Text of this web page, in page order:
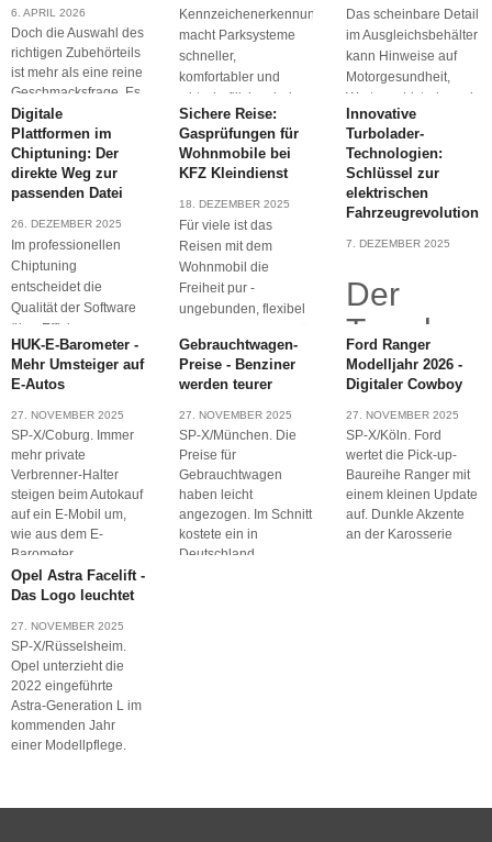
6. APRIL 2026
Doch die Auswahl des
richtigen Zubehörteils
ist mehr als eine reine
Geschmacksfrage. Es
geht um
Materialqualität,
Kennzeichenerkennung
macht Parksysteme
schneller,
komfortabler und
wirtschaftlicher, indem
sie Ein- und
Ausfahrten
Das scheinbare Detail
im Ausgleichsbehälter
kann Hinweise auf
Motorgesundheit,
Wartungshistorie und
versteckte Kosten
Digitale
Plattformen im
Chiptuning: Der
direkte Weg zur
passenden Datei
26. DEZEMBER 2025
Im professionellen
Chiptuning
entscheidet die
Qualität der Software
über Effizienz,
Sicherheit und
Sichere Reise:
Gasprüfungen für
Wohnmobile bei
KFZ Kleindienst
18. DEZEMBER 2025
Für viele ist das
Reisen mit dem
Wohnmobil die
Freiheit pur -
ungebunden, flexibel
das
Innovative
Turbolader-
Technologien:
Schlüssel zur
elektrischen
Fahrzeugrevolution
7. DEZEMBER 2025
Der
Trend
zur
und die
Rolle der
HUK-E-Barometer -
Mehr Umsteiger auf
E-Autos
27. NOVEMBER 2025
SP-X/Coburg. Immer
mehr private
Verbrenner-Halter
steigen beim Autokauf
auf ein E-Mobil um,
wie aus dem E-
Barometer
Gebrauchtwagen-
Preise - Benziner
werden teurer
27. NOVEMBER 2025
SP-X/München. Die
Preise für
Gebrauchtwagen
haben leicht
angezogen. Im Schnitt
kostete ein in
Deutschland
Ford Ranger
Modelljahr 2026 -
Digitaler Cowboy
27. NOVEMBER 2025
SP-X/Köln. Ford
wertet die Pick-up-
Baureihe Ranger mit
einem kleinen Update
auf. Dunkle Akzente
an der Karosserie
Opel Astra Facelift -
Das Logo leuchtet
27. NOVEMBER 2025
SP-X/Rüsselsheim.
Opel unterzieht die
2022 eingeführte
Astra-Generation L im
kommenden Jahr
einer Modellpflege.